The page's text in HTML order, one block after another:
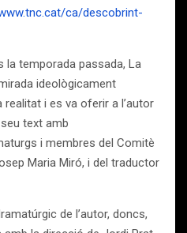
ca/descobrint-
la temporada passada, La
ideològicament
i es va oferir a l’autor
text amb
i membres del Comitè
Maria Miró, i del traductor
de l’autor, doncs,